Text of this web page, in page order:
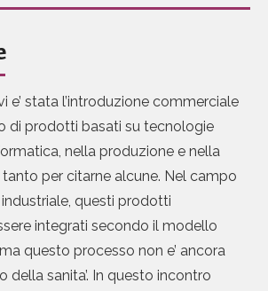
e’ stata l’introduzione commerciale
di prodotti basati su tecnologie
nella produzione e nella
per citarne alcune. Nel campo
questi prodotti
integrati secondo il modello
questo processo non e’ ancora
della sanita’. In questo incontro